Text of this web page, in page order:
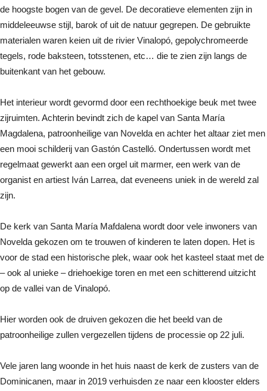
de hoogste bogen van de gevel. De decoratieve elementen zijn in
middeleeuwse stijl, barok of uit de natuur gegrepen. De gebruikte
materialen waren keien uit de rivier Vinalopó, gepolychromeerde
tegels, rode baksteen, totsstenen, etc… die te zien zijn langs de
buitenkant van het gebouw.
Het interieur wordt gevormd door een rechthoekige beuk met twee
zijruimten. Achterin bevindt zich de kapel van Santa María
Magdalena, patroonheilige van Novelda en achter het altaar ziet men
een mooi schilderij van Gastón Castelló. Ondertussen wordt met
regelmaat gewerkt aan een orgel uit marmer, een werk van de
organist en artiest Iván Larrea, dat eveneens uniek in de wereld zal
zijn.
De kerk van Santa María Mafdalena wordt door vele inwoners van
Novelda gekozen om te trouwen of kinderen te laten dopen. Het is
voor de stad een historische plek, waar ook het kasteel staat met de
– ook al unieke – driehoekige toren en met een schitterend uitzicht
op de vallei van de Vinalopó.
Hier worden ook de druiven gekozen die het beeld van de
patroonheilige zullen vergezellen tijdens de processie op 22 juli.
Vele jaren lang woonde in het huis naast de kerk de zusters van de
Dominicanen, maar in 2019 verhuisden ze naar een klooster elders